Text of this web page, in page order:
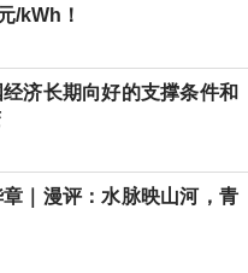
/kWh！
济长期向好的支撑条件和
｜漫评：水脉映山河，青